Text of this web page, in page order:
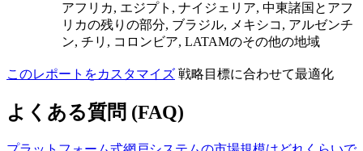
アフリカ, エジプト, ナイジェリア, 中東諸国とアフ
リカの残りの部分, ブラジル, メキシコ, アルゼンチ
ン, チリ, コロンビア, LATAMのその他の地域
このレポートをカスタマイズ 戦略目標に合わせて最適化
よくある質問 (FAQ)